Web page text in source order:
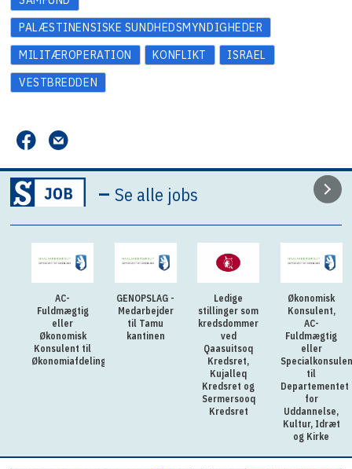
PALÆSTINENSISKE SUNDHEDSMYNDIGHEDER
MILITÆROPERATION
KONFLIKT
ISRAEL
VESTBREDDEN
–Se alle jobs
AC-
Fuldmægtig
eller
Økonomisk
Konsulent til
Økonomiafdelingen
GENOPSLAG -
Medarbejder
til Tamu
kantinen
Ledige
stillinger som
kredsdommer
ved
Qaasuitsoq
Kredsret,
Kujalleq
Kredsret og
Sermersooq
Kredsret
Økonomisk
Konsulent,
AC-
Fuldmægtig
eller
til
Departementet
for
Uddannelse,
Kultur, Idræt
og Kirke